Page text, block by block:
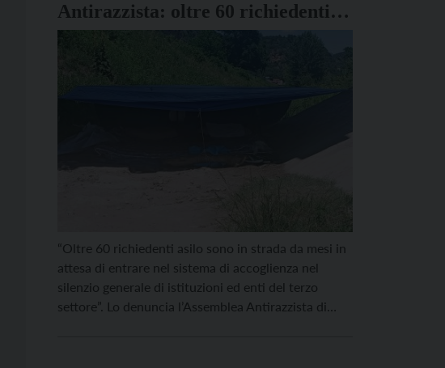
Antirazzista: oltre 60 richiedenti
asilo dormono in strada da mesi in
“Oltre 60 richiedenti asilo sono in strada da mesi in
attesa di entrare nel sistema di accoglienza nel
silenzio generale di istituzioni ed enti del terzo
settore”. Lo denuncia l’Assemblea Antirazzista di